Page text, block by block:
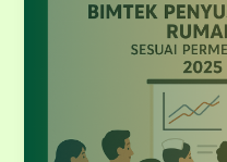
Kinerja